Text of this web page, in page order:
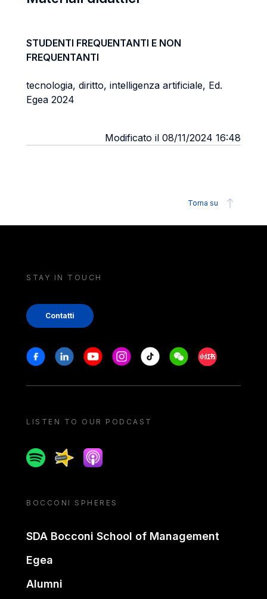
STUDENTI FREQUENTANTI E NON
FREQUENTANTI
tecnologia, diritto, intelligenza artificiale, Ed.
Egea 2024
Modificato il 08/11/2024 16:48
Torna su
STAY IN TOUCH
Contatti
Stay in touch
FacebookLinkedinYoutubeInstagram
Tiktok WeechatXiaohongshu/
LISTEN TO OUR PODCAST
SpotifySpreakerApple podcast
BOCCONI SPHERES
SDA Bocconi School of Management
Egea
Alumni